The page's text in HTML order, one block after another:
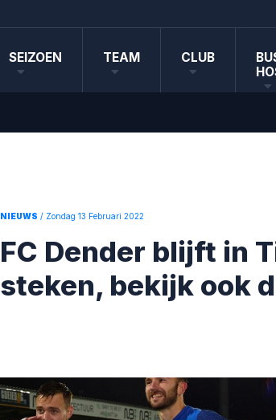
SEIZOEN TEAM CLUB
NIEUWS / Zondag 13 Februari 2022
FC Dender blijft in
steken, bekijk ook